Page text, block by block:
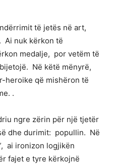
të jetës në art,
Ai nuk kërkon të
medalje, por vetëm të
Në këtë mënyrë,
heroike që mishëron të
.
ngre zërin për një tjetër
dhe durimit: popullin. Në
ai ironizon logjikën
fajet e tyre kërkojnë